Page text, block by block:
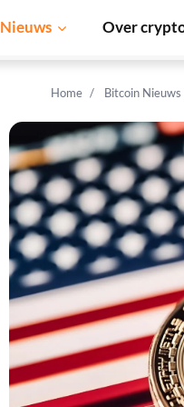
Nieuws Over
Home Bitcoin Nieuws